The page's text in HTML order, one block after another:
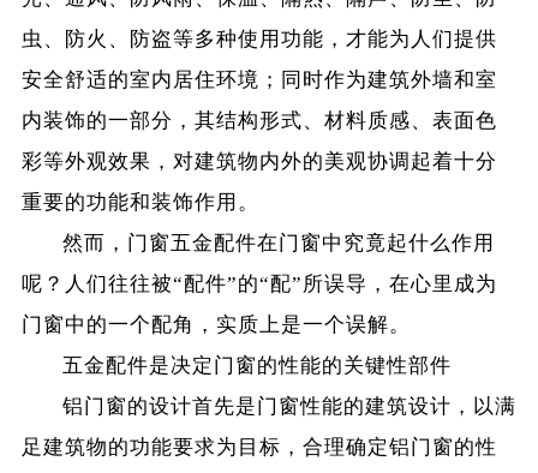
虫、防火、防盗等多种使用功能，才能为人们提供
安全舒适的室内居住环境；同时作为建筑外墙和室
内装饰的一部分，其结构形式、材料质感、表面色
彩等外观效果，对建筑物内外的美观协调起着十分
重要的功能和装饰作用。
然而，门窗五金配件在门窗中究竟起什么作用
呢？人们往往被“配件”的“配”所误导，在心里成为
门窗中的一个配角，实质上是一个误解。
五金配件是决定门窗的性能的关键性部件
铝门窗的设计首先是门窗性能的建筑设计，以满
足建筑物的功能要求为目标，合理确定铝门窗的性